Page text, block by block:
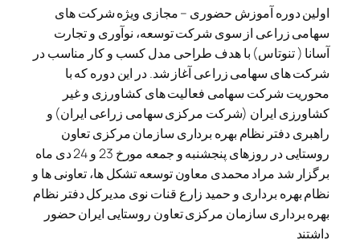
اولین دوره آموزش حضوری – مجازی ویژه شرکت های
سهامی زراعی از سوی شرکت توسعه، نوآوری و تجارت
آسانا ( تنوتاس) با هدف طراحی مدل کسب و کار مناسب در
شرکت های سهامی زراعی آغاز شد. در این دوره که با
محوریت شرکت سهامی فعالیت های کشاورزی و غیر
کشاورزی ایران (شرکت مرکزی سهامی زراعی ایران) و
راهبری دفتر نظام بهره برداری سازمان مرکزی تعاون
روستایی در روزهای پنجشنبه و جمعه مورخ 23 و 24 دی ماه
برگزار شد مراد محمدی معاون توسعه تشکل ها، تعاونی ها و
نظام بهره برداری و حمید زارع قنات نوی مدیرکل دفتر نظام
بهره برداری سازمان مرکزی تعاون روستایی ایران حضور
داشتند